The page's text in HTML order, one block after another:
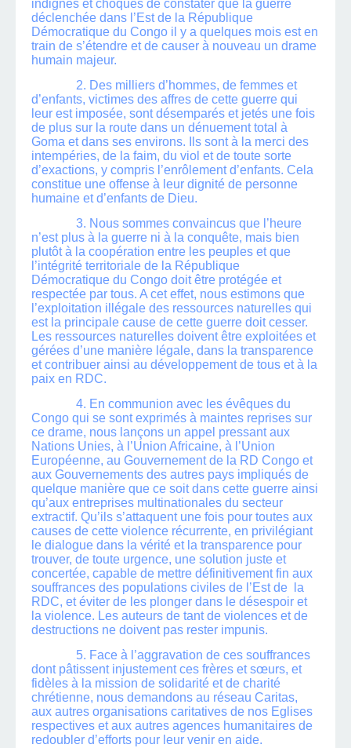
indignés et choqués de constater que la guerre
déclenchée dans l’Est de la République
Démocratique du Congo il y a quelques mois est en
train de s’étendre et de causer à nouveau un drame
humain majeur.
2. Des milliers d’hommes, de femmes et
d’enfants, victimes des affres de cette guerre qui
leur est imposée, sont désemparés et jetés une fois
de plus sur la route dans un dénuement total à
Goma et dans ses environs. Ils sont à la merci des
intempéries, de la faim, du viol et de toute sorte
d’exactions, y compris l’enrôlement d’enfants. Cela
constitue une offense à leur dignité de personne
humaine et d’enfants de Dieu.
3. Nous sommes convaincus que l’heure
n’est plus à la guerre ni à la conquête, mais bien
plutôt à la coopération entre les peuples et que
l’intégrité territoriale de la République
Démocratique du Congo doit être protégée et
respectée par tous. A cet effet, nous estimons que
l’exploitation illégale des ressources naturelles qui
est la principale cause de cette guerre doit cesser.
Les ressources naturelles doivent être exploitées et
gérées d’une manière légale, dans la transparence
et contribuer ainsi au développement de tous et à la
paix en RDC.
4. En communion avec les évêques du
Congo qui se sont exprimés à maintes reprises sur
ce drame, nous lançons un appel pressant aux
Nations Unies, à l’Union Africaine, à l’Union
Européenne, au Gouvernement de la RD Congo et
aux Gouvernements des autres pays impliqués de
quelque manière que ce soit dans cette guerre ainsi
qu’aux entreprises multinationales du secteur
extractif. Qu’ils s’attaquent une fois pour toutes aux
causes de cette violence récurrente, en privilégiant
le dialogue dans la vérité et la transparence pour
trouver, de toute urgence, une solution juste et
concertée, capable de mettre définitivement fin aux
souffrances des populations civiles de l’Est de la
RDC, et éviter de les plonger dans le désespoir et
la violence. Les auteurs de tant de violences et de
destructions ne doivent pas rester impunis.
5. Face à l’aggravation de ces souffrances
dont pâtissent injustement ces frères et sœurs, et
fidèles à la mission de solidarité et de charité
chrétienne, nous demandons au réseau Caritas,
aux autres organisations caritatives de nos Eglises
respectives et aux autres agences humanitaires de
redoubler d’efforts pour leur venir en aide.